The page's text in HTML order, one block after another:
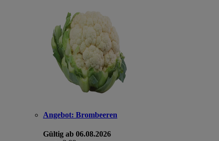
Angebot: Brombeeren
Gültig ab 06.08.2026